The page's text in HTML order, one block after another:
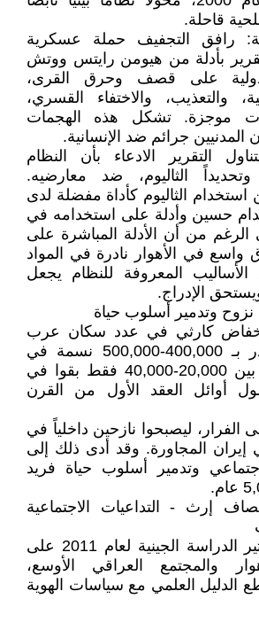
قاحلة.
رافق التجفيف حملة عسكرية
بأدلة من هيومن رايتس ووتش
على قصف وحرق القرى،
والتعذيب، والاختفاء القسري،
موجزة. تشكل هذه الهجمات
المدنيين جرائم ضد الإنسانية.
التقرير الادعاء بأن النظام
الثاليوم، ضد معارضيه.
الثاليوم كأداة مفضلة لدى
حسين وأدلة على استخدامه في
من أن الأدلة المباشرة على
واسع في الأهوار نادرة في المواد
الأساليب المعروفة للنظام يجعل
الإدراج.
كارثي في عدد سكان عرب
الأهوار، من ما يقدر بـ 400,000-500,000 نسمة في
الخمسينيات إلى ما بين 20,000-40,000 فقط بقوا في
أوائل العقد الأول من القرن
الفرار، ليصبحوا نازحين داخلياً في
إيران المجاورة. وقد أدى ذلك إلى
وتدمير أسلوب حياة فريد
إرث - التداعيات الاجتماعية
يحلل هذا القسم تأثير الدراسة الجينية لعام 2011 على
والمجتمع العراقي الأوسع،
الدليل العلمي مع سياسات الهوية